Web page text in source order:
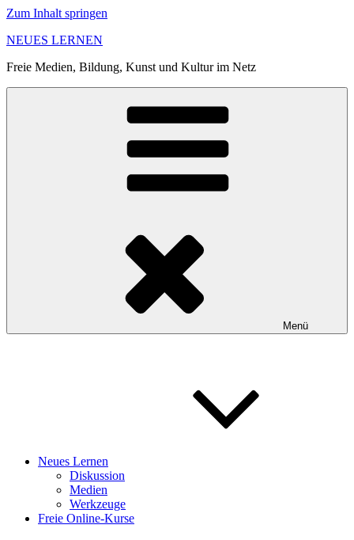
Zum Inhalt springen
NEUES LERNEN
Freie Medien, Bildung, Kunst und Kultur im Netz
Menü
Neues Lernen
Diskussion
Medien
Werkzeuge
Freie Online-Kurse